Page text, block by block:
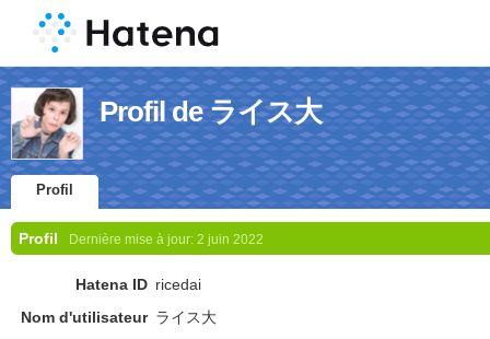
Profil de ライス大
Profil
Profil Dernière mise à jour: 2 juin 2022
Hatena ID ricedai
Nom d'utilisateur ライス大